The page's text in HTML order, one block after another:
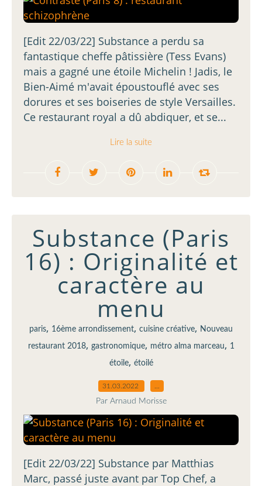
[Edit 22/03/22] Substance a perdu sa
fantastique cheffe pâtissière (Tess Evans)
mais a gagné une étoile Michelin ! Jadis, le
Bien-Aimé m'avait époustouflé avec ses
dorures et ses boiseries de style Versailles.
Ce restaurant royal a dû abdiquer, et se...
Lire la suite
Substance (Paris
16) : Originalité et
caractère au
menu
paris, 16ème arrondissement, cuisine créative, Nouveau
restaurant 2018, gastronomique, métro alma marceau, 1
étoile, étoilé
31.03.2022
Par Arnaud Morisse
[Edit 22/03/22] Substance par Matthias
Marc, passé juste avant par Top Chef, a